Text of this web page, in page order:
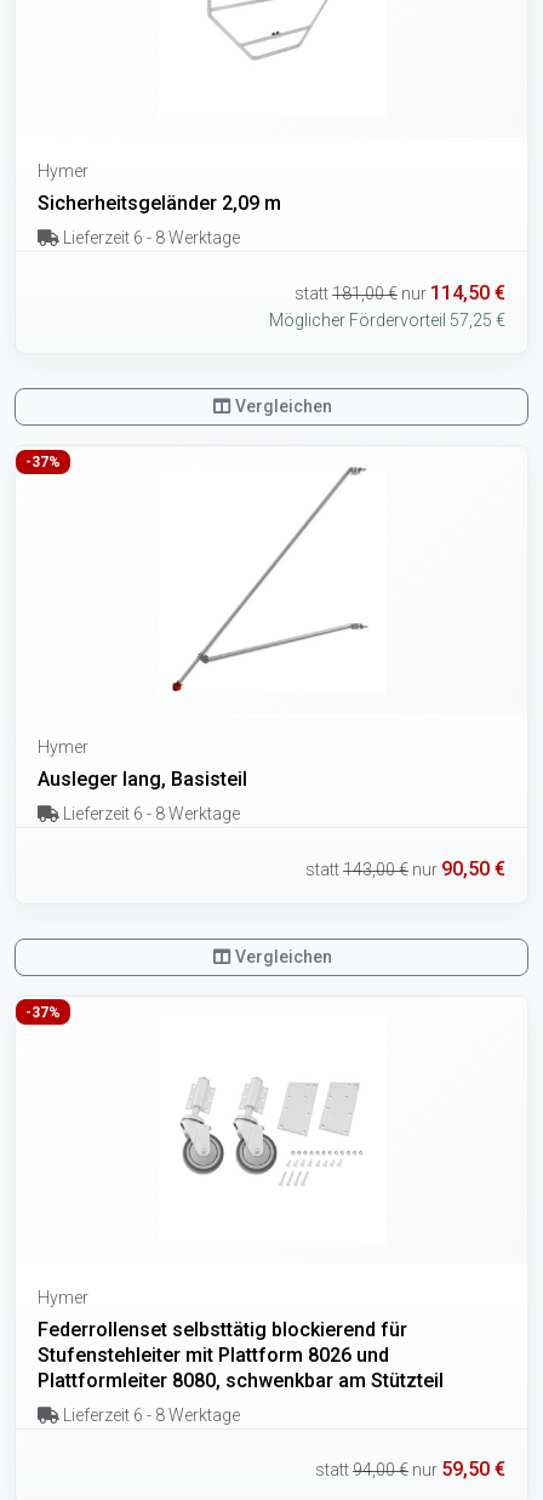
Hymer
Sicherheitsgeländer 2,09 m
Lieferzeit 6 - 8 Werktage
statt181,00 € nur 114,50 €
Möglicher Fördervorteil 57,25 €
Vergleichen
-37%
Hymer
Ausleger lang, Basisteil
Lieferzeit 6 - 8 Werktage
statt143,00 € nur 90,50 €
Vergleichen
-37%
Hymer
Federrollenset selbsttätig blockierend für
Stufenstehleiter mit Plattform 8026 und
Plattformleiter 8080, schwenkbar am Stützteil
Lieferzeit 6 - 8 Werktage
statt94,00 € nur 59,50 €